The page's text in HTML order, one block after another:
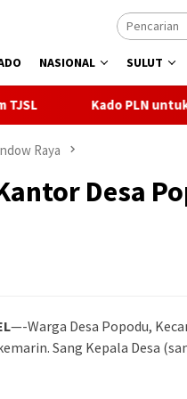
NASIONAL SULUT
PLN untuk HUT ke- 81 RI,
Raya
Desa
—-Warga Desa Popodu,
Sang Kepala Desa